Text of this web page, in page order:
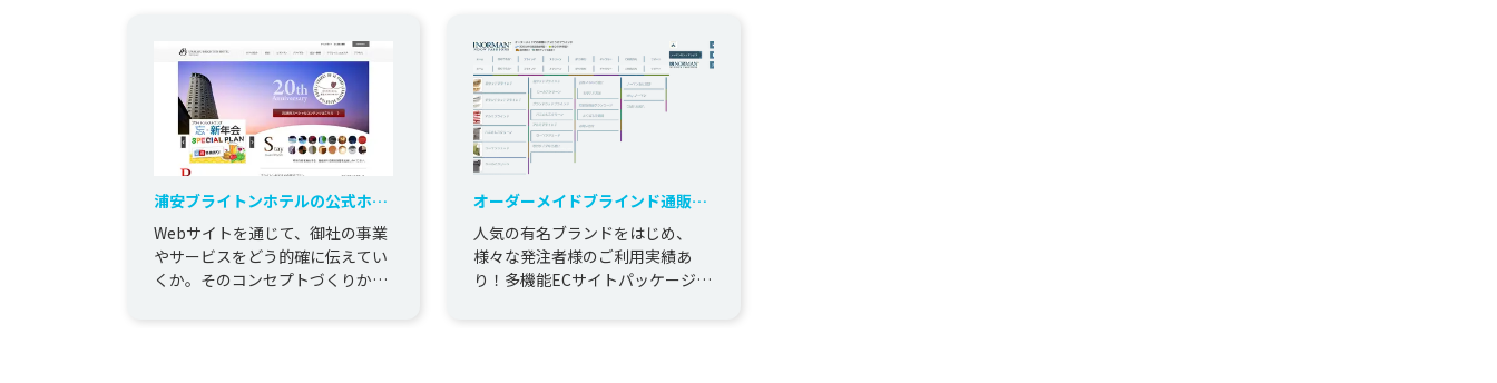
浦安ブライトンホテルの公式ホー
ムページ制作事例
Webサイトを通じて、御社の事業
やサービスをどう的確に伝えてい
くか。そのコンセプトづくりか
で、トータルにクリエイティブデ
オーダーメイドブラインド通販サ
イト「ノーマン」の新規立上げ事
例
人気の有名ブランドをはじめ、
様々な発注者様のご利用実績あ
り！多機能ECサイトパッケージ
では、ECサイトを運営するお客